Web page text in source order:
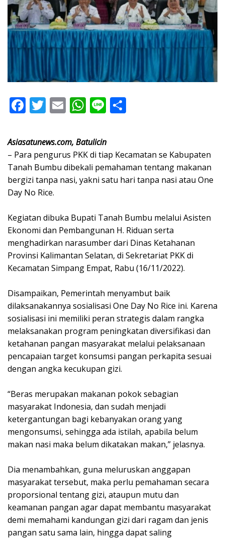
F
e
b
o
o
k
T
itt
er
E
ai
l
W
at
s
A
p
Li
e
e
Asiasatunews.com, Batulicin
– Para pengurus PKK di tiap Kecamatan se Kabupaten
Tanah Bumbu dibekali pemahaman tentang makanan
bergizi tanpa nasi, yakni satu hari tanpa nasi atau One
Day No Rice.
Kegiatan dibuka Bupati Tanah Bumbu melalui Asisten
Ekonomi dan Pembangunan H. Riduan serta
menghadirkan narasumber dari Dinas Ketahanan
Provinsi Kalimantan Selatan, di Sekretariat PKK di
Kecamatan Simpang Empat, Rabu (16/11/2022).
Disampaikan, Pemerintah menyambut baik
dilaksanakannya sosialisasi One Day No Rice ini. Karena
sosialisasi ini memiliki peran strategis dalam rangka
melaksanakan program peningkatan diversifikasi dan
ketahanan pangan masyarakat melalui pelaksanaan
pencapaian target konsumsi pangan perkapita sesuai
dengan angka kecukupan gizi.
“Beras merupakan makanan pokok sebagian
masyarakat Indonesia, dan sudah menjadi
ketergantungan bagi kebanyakan orang yang
mengonsumsi, sehingga ada istilah, apabila belum
makan nasi maka belum dikatakan makan,” jelasnya.
Dia menambahkan, guna meluruskan anggapan
masyarakat tersebut, maka perlu pemahaman secara
proporsional tentang gizi, ataupun mutu dan
keamanan pangan agar dapat membantu masyarakat
demi memahami kandungan gizi dari ragam dan jenis
pangan satu sama lain, hingga dapat saling